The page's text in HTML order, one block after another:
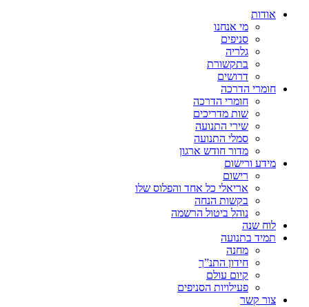
אודות
מי אנחנו
סניפים
גלריה
בתקשורת
דרושים
חומרי הדרכה
חומרי הדרכה
שות מדריכים
שירי התנועה
סמלי התנועה
מדור חודש ארגון
מידע ורישום
רישום
אריאלי כל אחד והפלוס שלו
בקשות הנחה
נוהל ביטול הרשמה
לוח שנה
תמיד בתנועה
מחנה
חידון התנ”ך
קיום עולם
פעילויות הסניפים
צור קשר